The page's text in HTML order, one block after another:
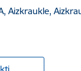
Aizkraukle,